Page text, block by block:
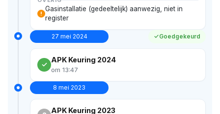
!
Gasinstallatie (gedeeltelijk) aanwezig, niet in
register
27 mei 2024 Goedgekeurd
APK Keuring 2024
om 13:47
8 mei 2023
APK Keuring 2023